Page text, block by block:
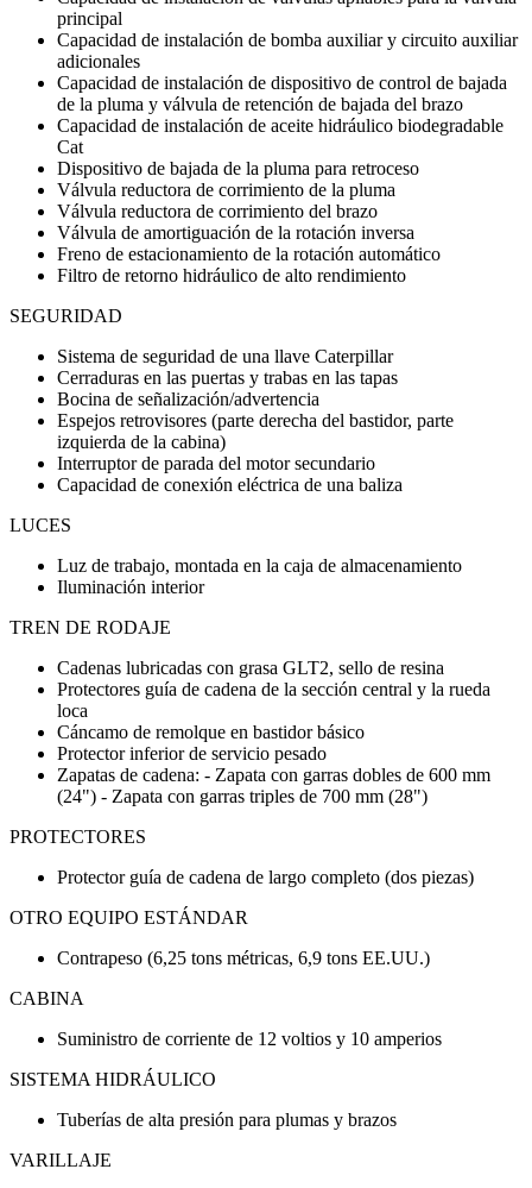
principal
Capacidad de instalación de bomba auxiliar y circuito auxiliar
adicionales
Capacidad de instalación de dispositivo de control de bajada
de la pluma y válvula de retención de bajada del brazo
Capacidad de instalación de aceite hidráulico biodegradable
Cat
Dispositivo de bajada de la pluma para retroceso
Válvula reductora de corrimiento de la pluma
Válvula reductora de corrimiento del brazo
Válvula de amortiguación de la rotación inversa
Freno de estacionamiento de la rotación automático
Filtro de retorno hidráulico de alto rendimiento
SEGURIDAD
Sistema de seguridad de una llave Caterpillar
Cerraduras en las puertas y trabas en las tapas
Bocina de señalización/advertencia
Espejos retrovisores (parte derecha del bastidor, parte
izquierda de la cabina)
Interruptor de parada del motor secundario
Capacidad de conexión eléctrica de una baliza
LUCES
Luz de trabajo, montada en la caja de almacenamiento
Iluminación interior
TREN DE RODAJE
Cadenas lubricadas con grasa GLT2, sello de resina
Protectores guía de cadena de la sección central y la rueda
loca
Cáncamo de remolque en bastidor básico
Protector inferior de servicio pesado
Zapatas de cadena: - Zapata con garras dobles de 600 mm
(24") - Zapata con garras triples de 700 mm (28")
PROTECTORES
Protector guía de cadena de largo completo (dos piezas)
OTRO EQUIPO ESTÁNDAR
Contrapeso (6,25 tons métricas, 6,9 tons EE.UU.)
CABINA
Suministro de corriente de 12 voltios y 10 amperios
SISTEMA HIDRÁULICO
Tuberías de alta presión para plumas y brazos
VARILLAJE